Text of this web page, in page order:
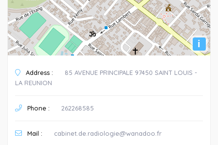
i
Address :
85 AVENUE PRINCIPALE 97450 SAINT LOUIS -
LA REUNION
Phone : 262268585
Mail : cabinet.de.radiologie@wanadoo.fr